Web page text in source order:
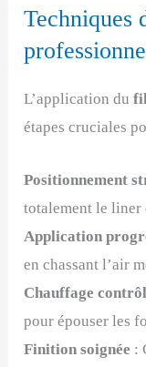
Techniques
L’application du
étapes cruciales
Positionnement
totalement le liner
Application
en chassant l’air
Chauffage
pour épouser les
Finition soignée :